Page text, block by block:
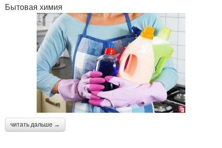
Бытовая химия
читать дальше →